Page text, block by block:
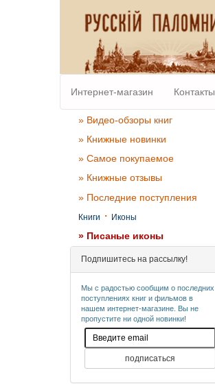
Интернет-магазин Контакты
» Видео-обзоры книг
» Книжные новинки
» Самое покупаемое
» Книжные отзывы
» Последние поступления
Книги · Иконы
» Писаные иконы
Подпишитесь на рассылку!
Мы с радостью сообщим о последних
поступлениях книг и фильмов в
нашем интернет-магазине. Вы не
пропустите ни одной новинки!